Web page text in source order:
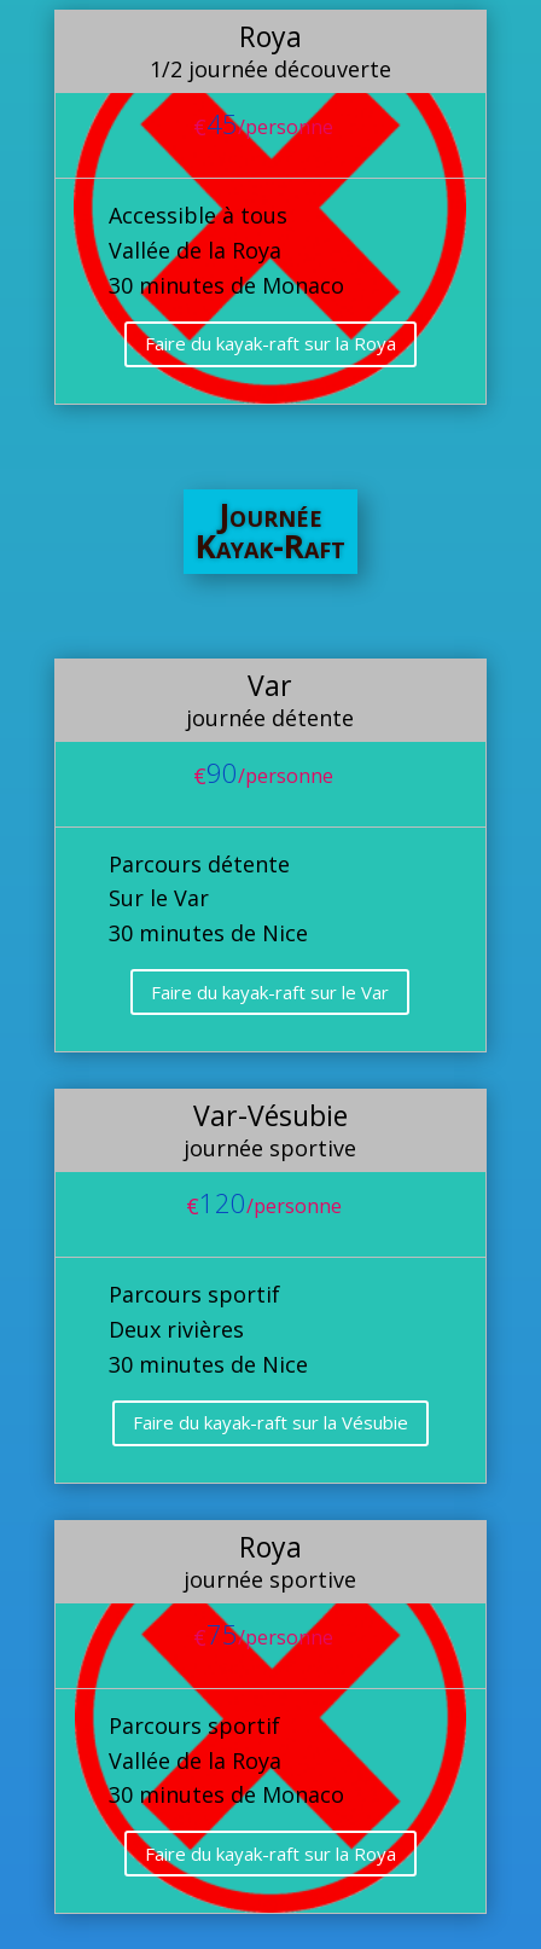
Roya
1/2 journée découverte
€45/personne
Accessible à tous
Vallée de la Roya
30 minutes de Monaco
Faire du kayak-raft sur la Roya
Journée
Kayak-Raft
Var
journée détente
€90/personne
Parcours détente
Sur le Var
30 minutes de Nice
Faire du kayak-raft sur le Var
Var-Vésubie
journée sportive
€120/personne
Parcours sportif
Deux rivières
30 minutes de Nice
Faire du kayak-raft sur la Vésubie
Roya
journée sportive
€75/personne
Parcours sportif
Vallée de la Roya
30 minutes de Monaco
Faire du kayak-raft sur la Roya